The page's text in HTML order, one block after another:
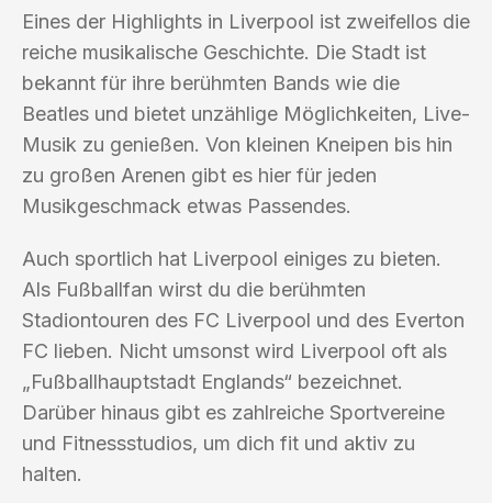
Eines der Highlights in Liverpool ist zweifellos die
reiche musikalische Geschichte. Die Stadt ist
bekannt für ihre berühmten Bands wie die
Beatles und bietet unzählige Möglichkeiten, Live-
Musik zu genießen. Von kleinen Kneipen bis hin
zu großen Arenen gibt es hier für jeden
Musikgeschmack etwas Passendes.
Auch sportlich hat Liverpool einiges zu bieten.
Als Fußballfan wirst du die berühmten
Stadiontouren des FC Liverpool und des Everton
FC lieben. Nicht umsonst wird Liverpool oft als
„Fußballhauptstadt Englands“ bezeichnet.
Darüber hinaus gibt es zahlreiche Sportvereine
und Fitnessstudios, um dich fit und aktiv zu
halten.